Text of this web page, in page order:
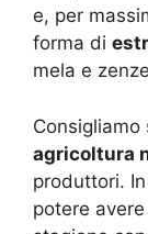
e, per
forma di
mela e
agricoltura
produttori.
potere